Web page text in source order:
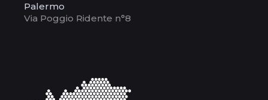
Palermo
Via Poggio Ridente n°8